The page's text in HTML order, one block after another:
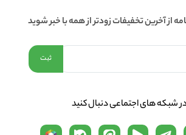
در شبكه های اجتماعی دنبال کنید
از آخرین تخفیفات زودتر از همه با خبر شوید